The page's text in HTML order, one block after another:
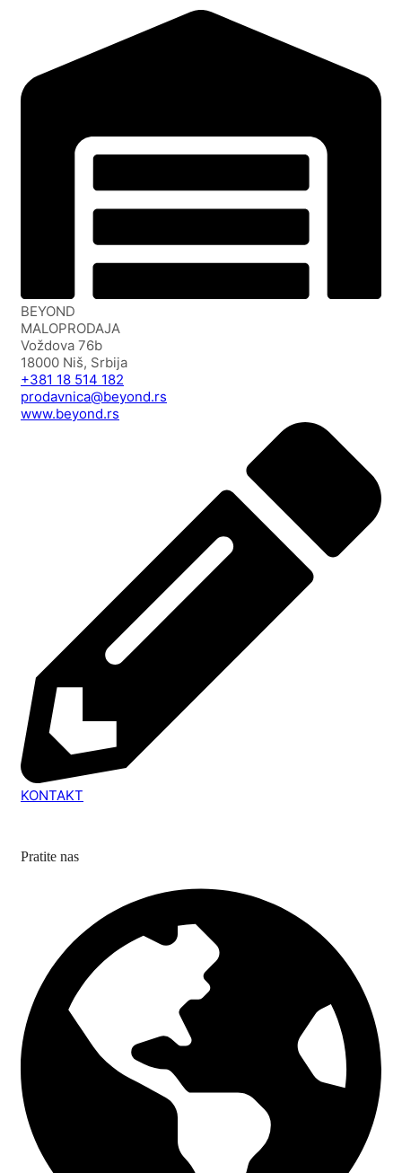
BEYOND
MALOPRODAJA
Voždova 76b
18000 Niš, Srbija
+381 18 514 182
prodavnica@beyond.rs
www.beyond.rs
KONTAKT
Pratite nas